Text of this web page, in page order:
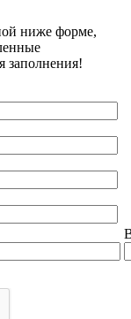
ниже форме,
заполнения!